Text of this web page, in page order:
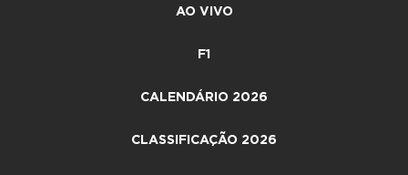
AO VIVO
F1
CALENDÁRIO 2026
CLASSIFICAÇÃO 2026